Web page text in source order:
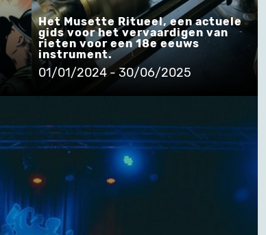
Het Musette Ritueel, een actuele
gids voor het vervaardigen van
rieten voor een 18e eeuws
instrument.
01/01/2024 - 30/06/2025